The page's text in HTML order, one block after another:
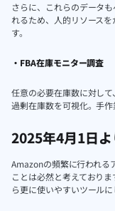
さらに、これらのデータ
れるため、人的リソース
す。
・FBA在庫モニター調査
任意の必要在庫数に対し
過剰在庫数を可視化。手作
2025年4月1日
Amazonの頻繁に行われる
ことは必然と考えており
ら更に使いやすいツールに